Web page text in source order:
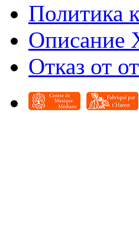
Политика
Описание
Отказ от